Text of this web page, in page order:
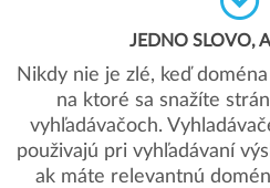
JEDNO SLOVO,
Nikdy nie je zlé, keď
na ktoré sa snažíte
vyhľadávačoch.
použivajú pri vyhľadávaní
ak máte relevantnú